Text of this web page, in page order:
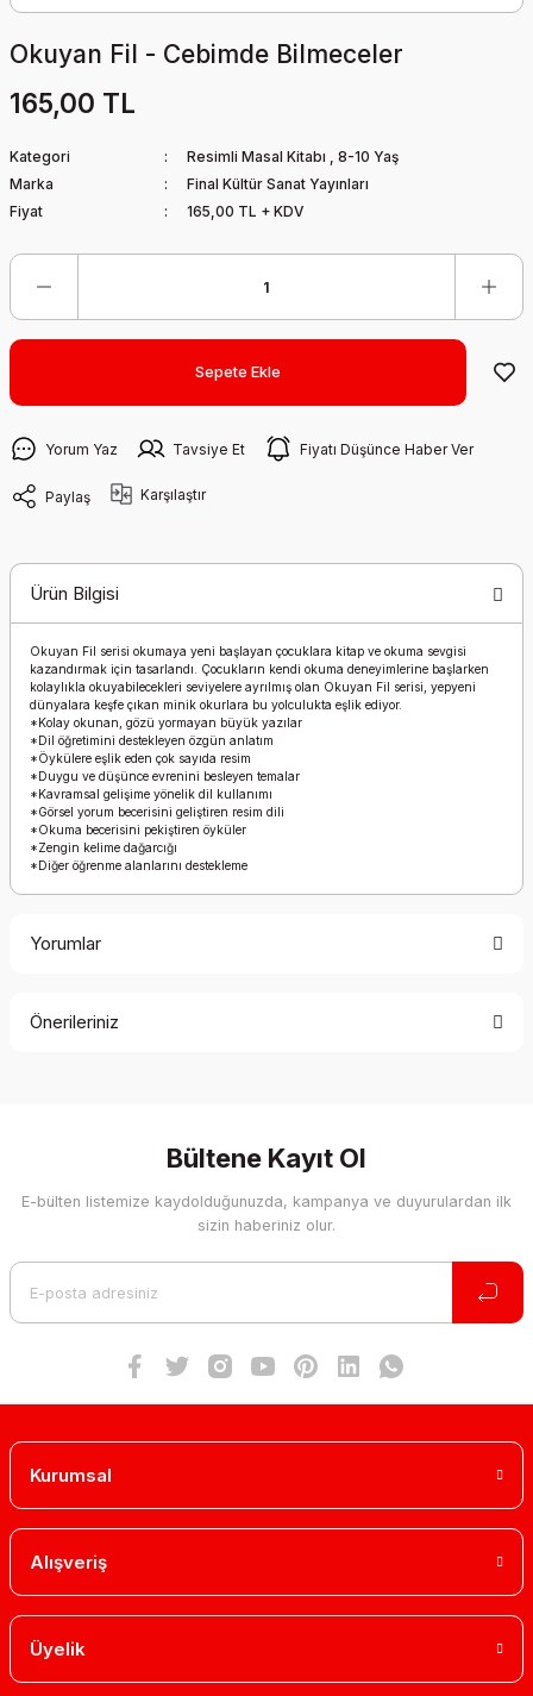
Okuyan Fil - Cebimde Bilmeceler
165,00 TL
Kategori Resimli Masal Kitabı , 8-10 Yaş
Marka
Final Kültür Sanat Yayınları
Fiyat
165,00 TL + KDV
Sepete Ekle
Yorum Yaz Tavsiye Et Fiyatı Düşünce Haber Ver
Paylaş Karşılaştır
Ürün Bilgisi
Okuyan Fil serisi okumaya yeni başlayan çocuklara kitap ve okuma sevgisi
kazandırmak için tasarlandı. Çocukların kendi okuma deneyimlerine başlarken
kolaylıkla okuyabilecekleri seviyelere ayrılmış olan Okuyan Fil serisi, yepyeni
dünyalara keşfe çıkan minik okurlara bu yolculukta eşlik ediyor.
*Kolay okunan, gözü yormayan büyük yazılar
*Dil öğretimini destekleyen özgün anlatım
*Öykülere eşlik eden çok sayıda resim
*Duygu ve düşünce evrenini besleyen temalar
*Kavramsal gelişime yönelik dil kullanımı
*Görsel yorum becerisini geliştiren resim dili
*Okuma becerisini pekiştiren öyküler
*Zengin kelime dağarcığı
*Diğer öğrenme alanlarını destekleme
Yorumlar
Önerileriniz
Görüş ve önerileriniz için teşekkür ederiz.
Ürün resmi kalitesiz, bozuk veya görüntülenemiyor.
Bültene Kayıt Ol
E-bülten listemize kaydolduğunuzda, kampanya ve duyurulardan ilk
sizin haberiniz olur.
Kurumsal
Alışveriş
Üyelik